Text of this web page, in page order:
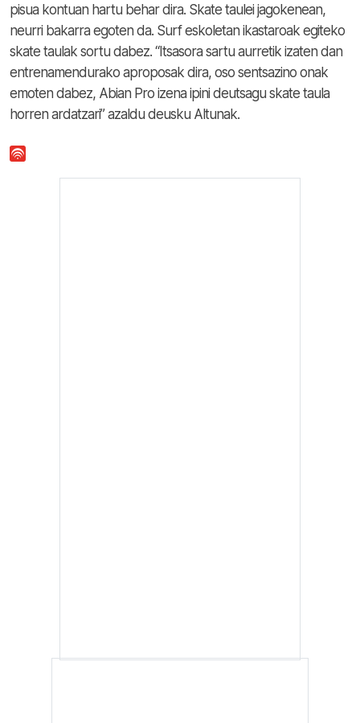
pisua kontuan hartu behar dira. Skate taulei jagokenean,
neurri bakarra egoten da. Surf eskoletan ikastaroak egiteko
skate taulak sortu dabez. “Itsasora sartu aurretik izaten dan
entrenamendurako aproposak dira, oso sentsazino onak
emoten dabez, Abian Pro izena ipini deutsagu skate taula
horren ardatzari” azaldu deusku Altunak.